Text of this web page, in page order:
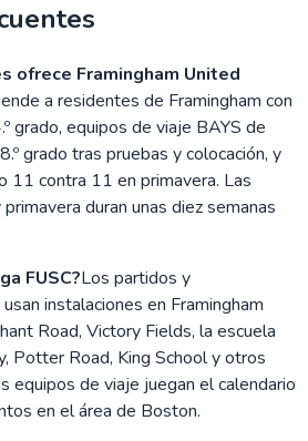
ofrece Framingham United
a residentes de Framingham con
grado, equipos de viaje BAYS de
grado tras pruebas y colocación, y
11 contra 11 en primavera. Las
duran unas diez semanas
FUSC?Los partidos y
instalaciones en Framingham
Road, Victory Fields, la escuela
Potter Road, King School y otros
equipos de viaje juegan el calendario
en el área de Boston.